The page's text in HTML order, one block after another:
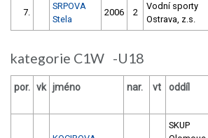
7.
SRPOVA
Stela
2006 2
Vodní sporty
Ostrava, z.s.
kategorie C1W -U18
por. vk jméno nar. vt oddíl
SKUP